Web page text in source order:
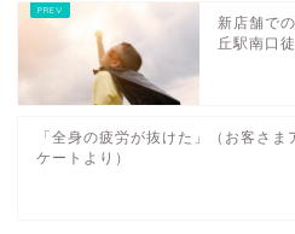
新店舗で
丘駅南口
「全身の疲労が抜けた」（お客さま
ケートより）